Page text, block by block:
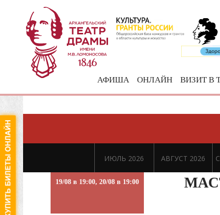
АФИША ОНЛАЙН ВИЗИТ В
ИЮЛЬ 2026 АВГУСТ 2026
19/08 в 19:00, 20/08 в 19:00